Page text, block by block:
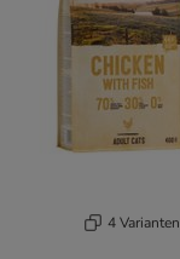
4 Varianten